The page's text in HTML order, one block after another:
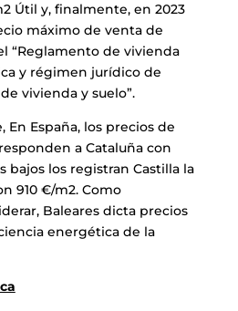
Útil y, finalmente, en 2023
máximo de venta de
“Reglamento de vivienda
y régimen jurídico de
vivienda y suelo”.
En España, los precios de
a Cataluña con
bajos los registran Castilla la
910 €/m2. Como
Baleares dicta precios
energética de la